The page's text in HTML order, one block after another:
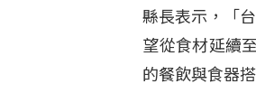
縣長表示，「
望從食材延續
的餐飲與食器